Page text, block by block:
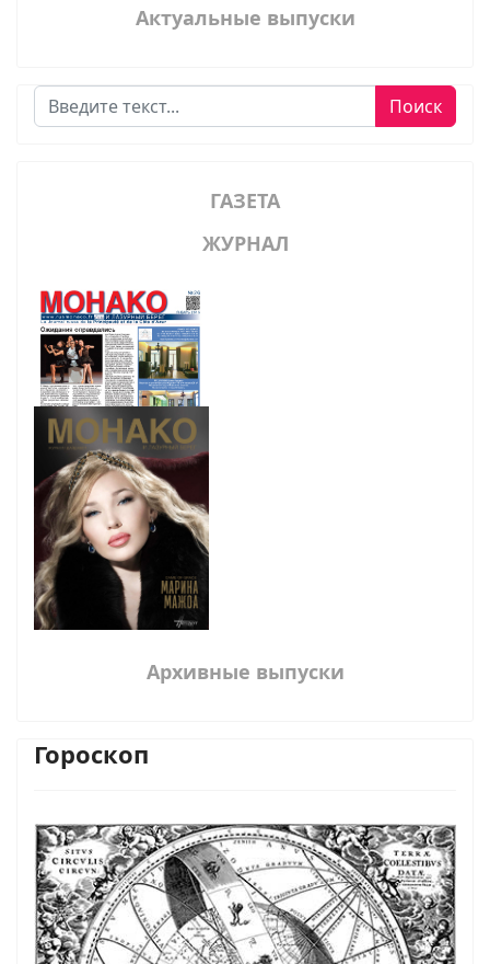
Актуальные выпуски
Поиск Поиск
ГАЗЕТА
ЖУРНАЛ
Архивные выпуски
Гороскоп